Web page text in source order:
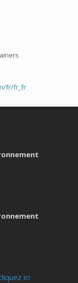
fr/fr_fr
ici